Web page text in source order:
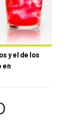
y el de los
en